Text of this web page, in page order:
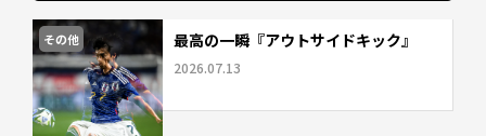
その他 最高の一瞬『アウトサイドキック』
2026.07.13